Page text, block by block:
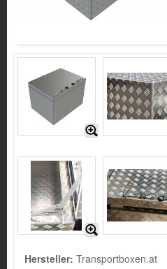
Hersteller: Transportboxen.at